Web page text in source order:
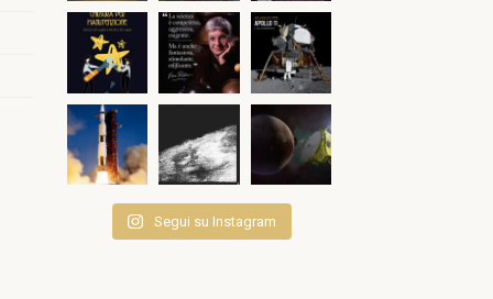
Segui su Instagram